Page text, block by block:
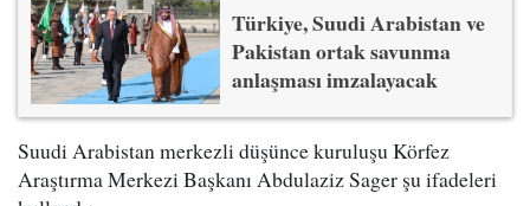
Türkiye, Suudi Arabistan ve
Pakistan ortak savunma
anlaşması imzalayacak
Suudi Arabistan merkezli düşünce kuruluşu Körfez
Araştırma Merkezi Başkanı Abdulaziz Sager şu ifadeleri